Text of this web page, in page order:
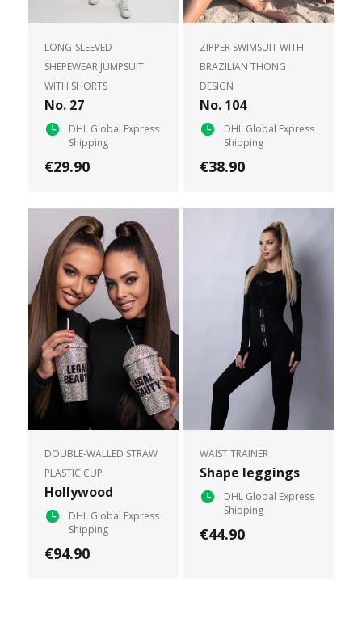
LONG-SLEEVED
SHEPEWEAR JUMPSUIT
WITH SHORTS
No. 27
DHL Global Express
Shipping
€29.90
ZIPPER SWIMSUIT WITH
BRAZILIAN THONG
DESIGN
No. 104
DHL Global Express
Shipping
€38.90
DOUBLE-WALLED STRAW
PLASTIC CUP
Hollywood
DHL Global Express
Shipping
€94.90
WAIST TRAINER
Shape leggings
DHL Global Express
Shipping
€44.90